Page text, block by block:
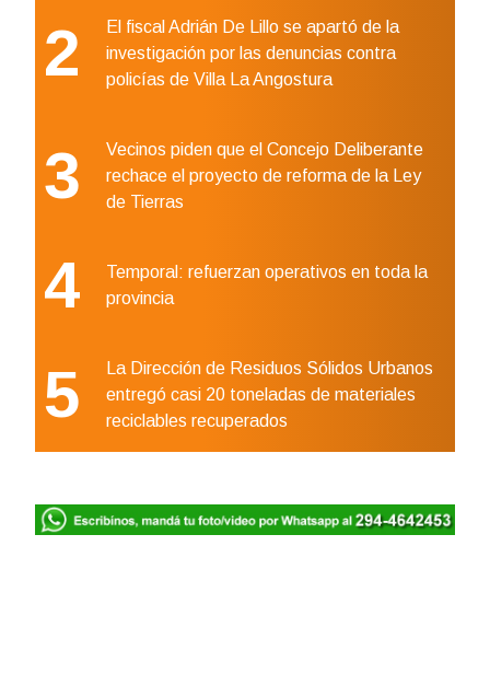
2
El fiscal Adrián De Lillo se apartó de la
investigación por las denuncias contra
policías de Villa La Angostura
3
Vecinos piden que el Concejo Deliberante
rechace el proyecto de reforma de la Ley
de Tierras
4
Temporal: refuerzan operativos en toda la
provincia
5
La Dirección de Residuos Sólidos Urbanos
entregó casi 20 toneladas de materiales
reciclables recuperados